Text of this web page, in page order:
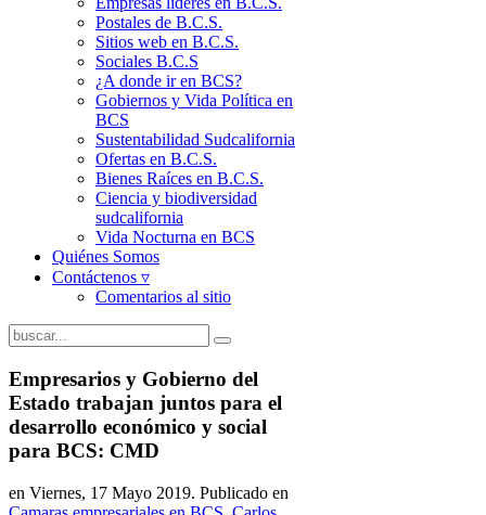
Postales de B.C.S.
Sitios web en B.C.S.
Sociales B.C.S
¿A donde ir en BCS?
Gobiernos y Vida Política en
BCS
Sustentabilidad Sudcalifornia
Ofertas en B.C.S.
Bienes Raíces en B.C.S.
Ciencia y biodiversidad
sudcalifornia
Vida Nocturna en BCS
Quiénes Somos
Contáctenos ▿
Comentarios al sitio
Empresarios y Gobierno del
Estado trabajan juntos para el
desarrollo económico y social
para BCS: CMD
en Viernes, 17 Mayo 2019. Publicado en